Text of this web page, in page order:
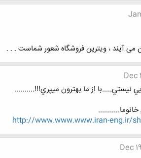
می آیند ، ویترین فروشگاه شعور شماست . . .
Dec
نيستي.....با از ما بهترون ميپري!!!..........
http://www.www.www.iran-eng.ir/
Dec